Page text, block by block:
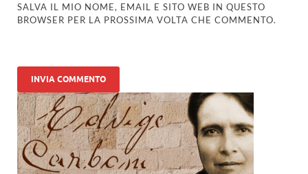
SALVA IL MIO NOME, EMAIL E SITO WEB IN QUESTO
BROWSER PER LA PROSSIMA VOLTA CHE COMMENTO.